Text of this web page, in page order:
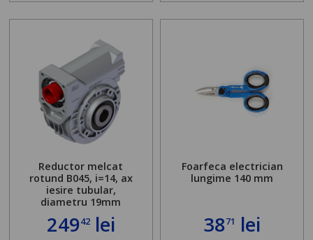
Reductor melcat
rotund B045, i=14, ax
iesire tubular,
diametru 19mm
24942lei
Foarfeca electrician
lungime 140 mm
3871 lei